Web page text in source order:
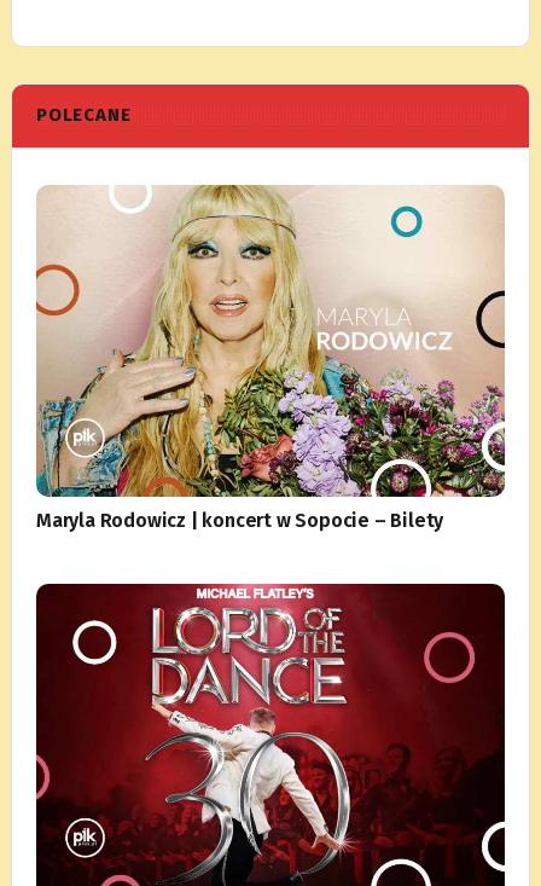
POLECANE
Maryla Rodowicz | koncert w Sopocie – Bilety